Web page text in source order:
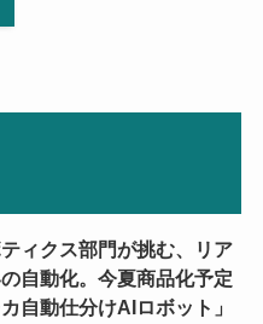
ィクス部門が挑む、リア
自動化。今夏商品化予定
カ自動仕分けAIロボット」